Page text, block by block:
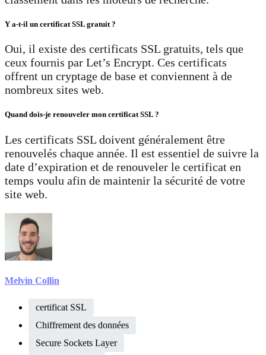
Y a-t-il un certificat SSL gratuit ?
Oui, il existe des certificats SSL gratuits, tels que
ceux fournis par Let’s Encrypt. Ces certificats
offrent un cryptage de base et conviennent à de
nombreux sites web.
Quand dois-je renouveler mon certificat SSL ?
Les certificats SSL doivent généralement être
renouvelés chaque année. Il est essentiel de suivre la
date d’expiration et de renouveler le certificat en
temps voulu afin de maintenir la sécurité de votre
site web.
Melvin Collin
certificat SSL
Chiffrement des données
Secure Sockets Layer